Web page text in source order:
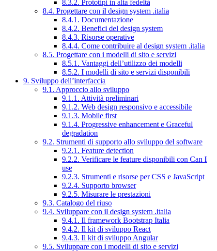
8.3.2. Prototipi in alta fedeltà
8.4. Progettare con il design system .italia
8.4.1. Documentazione
8.4.2. Benefici del design system
8.4.3. Risorse operative
8.4.4. Come contribuire al design system .italia
8.5. Progettare con i modelli di sito e servizi
8.5.1. Vantaggi dell’utilizzo dei modelli
8.5.2. I modelli di sito e servizi disponibili
9. Sviluppo dell’interfaccia
9.1. Approccio allo sviluppo
9.1.1. Attività preliminari
9.1.2. Web design responsivo e accessibile
9.1.3. Mobile first
9.1.4. Progressive enhancement e Graceful
degradation
9.2. Strumenti di supporto allo sviluppo del software
9.2.1. Feature detection
9.2.2. Verificare le feature disponibili con Can I
use
9.2.3. Strumenti e risorse per CSS e JavaScript
9.2.4. Supporto browser
9.2.5. Misurare le prestazioni
9.3. Catalogo del riuso
9.4. Sviluppare con il design system .italia
9.4.1. Il framework Bootstrap Italia
9.4.2. Il kit di sviluppo React
9.4.3. Il kit di sviluppo Angular
9.5. Sviluppare con i modelli di sito e servizi